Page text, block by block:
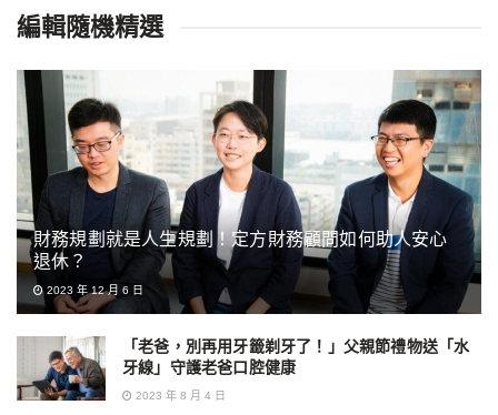
編輯隨機精選
財務規劃就是人生規劃！定方財務顧問如何助人安心
退休？
2023 年 12 月 6 日
「老爸，別再用牙籤剃牙了！」父親節禮物送「水
牙線」守護老爸口腔健康
2023 年 8 月 4 日